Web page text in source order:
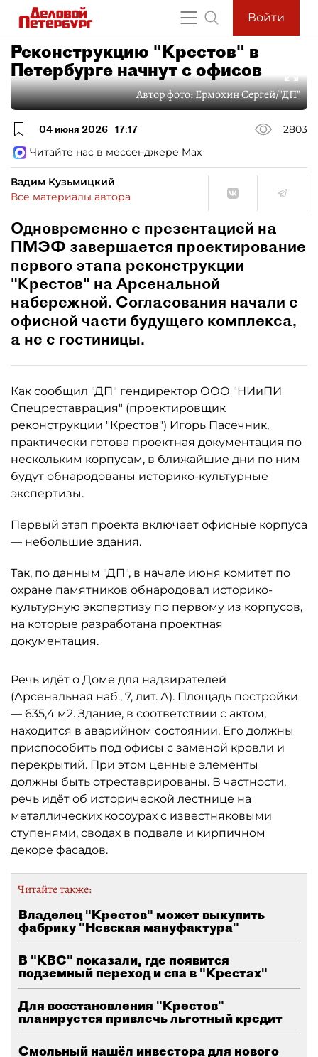
Войти
Реконструкцию "Крестов" в
Петербурге начнут с офисов
Автор фото:Ермохин Сергей/"ДП"
04 июня 2026 17:17
2803
Читайте нас в мессенджере Max
Вадим Кузьмицкий
Все материалы автора
Одновременно с презентацией на
ПМЭФ завершается проектирование
первого этапа реконструкции
"Крестов" на Арсенальной
набережной. Согласования начали с
офисной части будущего комплекса,
а не с гостиницы.
Как сообщил "ДП" гендиректор ООО "НИиПИ
Спецреставрация" (проектировщик
реконструкции "Крестов") Игорь Пасечник,
практически готова проектная документация по
нескольким корпусам, в ближайшие дни по ним
будут обнародованы историко-культурные
экспертизы.
Первый этап проекта включает офисные корпуса
— небольшие здания.
Так, по данным "ДП", в начале июня комитет по
охране памятников обнародовал историко-
культурную экспертизу по первому из корпусов,
на которые разработана проектная
документация.
Речь идёт о Доме для надзирателей
(Арсенальная наб., 7, лит. А). Площадь постройки
— 635,4 м2. Здание, в соответствии с актом,
находится в аварийном состоянии. Его должны
приспособить под офисы с заменой кровли и
перекрытий. При этом ценные элементы
должны быть отреставрированы. В частности,
речь идёт об исторической лестнице на
металлических косоурах с известняковыми
ступенями, сводах в подвале и кирпичном
декоре фасадов.
Читайте также:
Владелец "Крестов" может выкупить
фабрику "Невская мануфактура"
В "КВС" показали, где появится
подземный переход и спа в "Крестах"
Для восстановления "Крестов"
планируется привлечь льготный кредит
Смольный нашёл инвестора для нового